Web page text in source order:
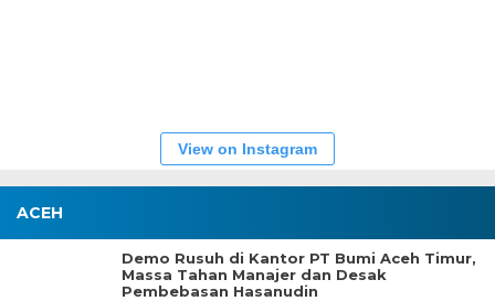
View on Instagram
ACEH
Demo Rusuh di Kantor PT Bumi Aceh Timur,
Massa Tahan Manajer dan Desak
Pembebasan Hasanudin